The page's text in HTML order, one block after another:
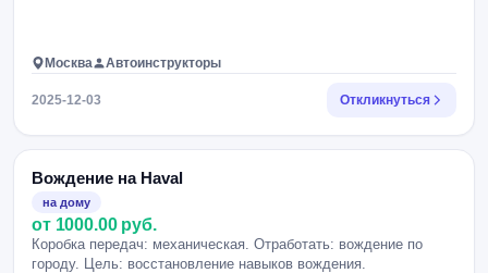
Москва Автоинструкторы
2025-12-03 Откликнуться
Вождение на Haval
на дому
от 1000.00 руб.
Коробка передач: механическая. Отработать: вождение по
городу. Цель: восстановление навыков вождения.